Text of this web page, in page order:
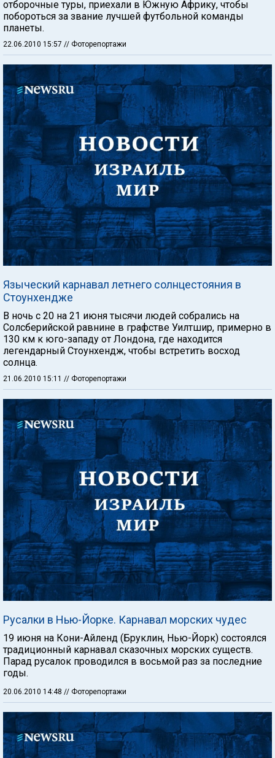
отборочные туры, приехали в Южную Африку, чтобы
побороться за звание лучшей футбольной команды
планеты.
22.06.2010 15:57 // Фоторепортажи
Языческий карнавал летнего солнцестояния в
Стоунхендже
В ночь с 20 на 21 июня тысячи людей собрались на
Солсберийской равнине в графстве Уилтшир, примерно в
130 км к юго-западу от Лондона, где находится
легендарный Стоунхендж, чтобы встретить восход
солнца.
21.06.2010 15:11 // Фоторепортажи
Русалки в Нью-Йорке. Карнавал морских чудес
19 июня на Кони-Айленд (Бруклин, Нью-Йорк) состоялся
традиционный карнавал сказочных морских существ.
Парад русалок проводился в восьмой раз за последние
годы.
20.06.2010 14:48 // Фоторепортажи